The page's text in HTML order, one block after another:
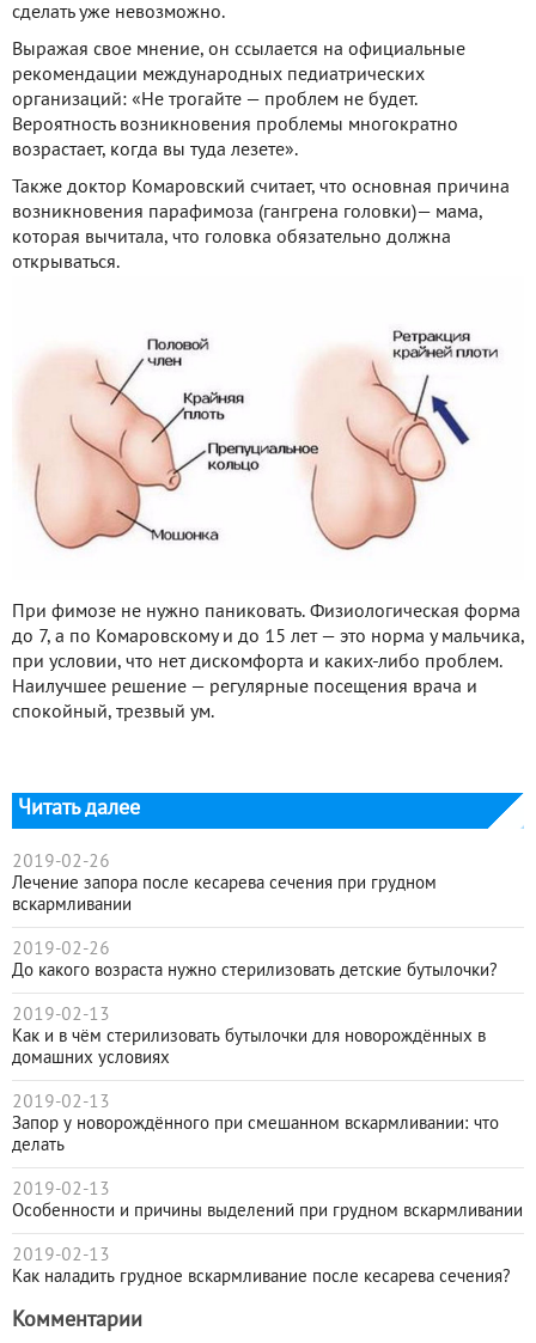
сделать уже невозможно.
Выражая свое мнение, он ссылается на официальные
рекомендации международных педиатрических
организаций: «Не трогайте — проблем не будет.
Вероятность возникновения проблемы многократно
возрастает, когда вы туда лезете».
Также доктор Комаровский считает, что основная причина
возникновения парафимоза (гангрена головки)— мама,
которая вычитала, что головка обязательно должна
открываться.
При фимозе не нужно паниковать. Физиологическая форма
до 7, а по Комаровскому и до 15 лет — это норма у мальчика,
при условии, что нет дискомфорта и каких-либо проблем.
Наилучшее решение — регулярные посещения врача и
спокойный, трезвый ум.
Читать далее
2019-02-26
Лечение запора после кесарева сечения при грудном
вскармливании
2019-02-26
До какого возраста нужно стерилизовать детские бутылочки?
2019-02-13
Как и в чём стерилизовать бутылочки для новорождённых в
домашних условиях
2019-02-13
Запор у новорождённого при смешанном вскармливании: что
делать
2019-02-13
Особенности и причины выделений при грудном вскармливании
2019-02-13
Как наладить грудное вскармливание после кесарева сечения?
Комментарии